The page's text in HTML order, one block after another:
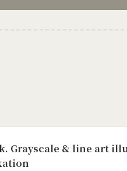
Grayscale & line art